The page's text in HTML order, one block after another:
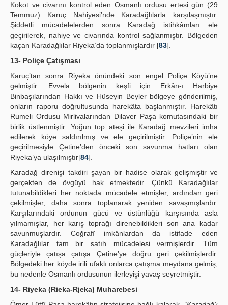
Kokot ve civarını kontrol eden Osmanlı ordusu ertesi gün (29
Temmuz) Karuç Nahiyesi’nde Karadağlılarla karşılaşmıştır.
Şiddetli mücadelelerden sonra Karadağ istihkâmları ele
geçirilerek, nahiye ve civarında kontrol sağlanmıştır. Bölgeden
kaçan Karadağlılar Riyeka’da toplanmışlardır [83].
13- Poliçe Çatışması
Karuç’tan sonra Riyeka önündeki son engel Poliçe Köyü’ne
gelmiştir. Evvela bölgenin keşfi için Erkân-ı Harbiye
Binbaşılarından Hakkı ve Hüseyin Beyler bölgeye gönderilmiş,
onların raporu doğrultusunda harekâta başlanmıştır. Harekâtı
Rumeli Ordusu Mirlivalarından Dilaver Paşa komutasındaki bir
birlik üstlenmiştir. Yoğun top ateşi ile Karadağ mevzileri imha
edilerek köye saldırılmış ve ele geçirilmiştir. Poliçe’nin ele
geçirilmesiyle Çetine’den önceki son savunma hatları olan
Riyeka’ya ulaşılmıştır[84].
Karadağ direnişi takdiri şayan bir hadise olarak gelişmiştir ve
gerçekten de övgüyü hak etmektedir. Çünkü Karadağlılar
tutunabildikleri her noktada mücadele etmişler, ardından geri
çekilmişler, daha sonra toplanarak yeniden savaşmışlardır.
Karşılarındaki ordunun gücü ve üstünlüğü karşısında asla
yılmamışlar, her karış toprağı direnebildikleri son ana kadar
savunmuşlardır. Coğrafî imkânlardan da istifade eden
Karadağlılar tam bir satıh mücadelesi vermişlerdir. Tüm
güçleriyle çatışa çatışa Çetine’ye doğru geri çekilmişlerdir.
Bölgedeki her köyde irili ufaklı onlarca çatışma meydana gelmiş,
bu nedenle Osmanlı ordusunun ilerleyişi yavaş seyretmiştir.
14- Riyeka (Rieka-Rjeka) Muharebesi